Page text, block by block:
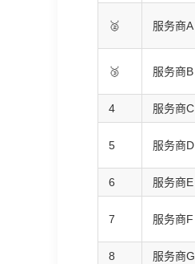
🥈 服务商A
🥉 服务商B
4 服务商C
5 服务商D
6 服务商E
7 服务商F
8 服务商G